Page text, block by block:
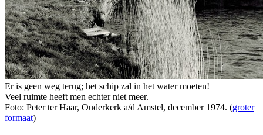
Er is geen weg terug; het schip zal in het water moeten!
Veel ruimte heeft men echter niet meer.
Foto: Peter ter Haar, Ouderkerk a/d Amstel, december 1974. (groter
formaat)